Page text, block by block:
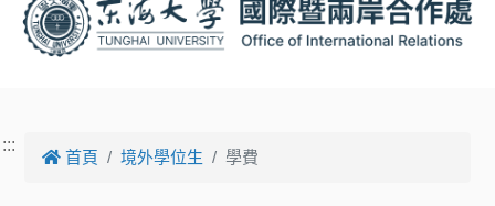
:::
首頁 境外學位生 學費